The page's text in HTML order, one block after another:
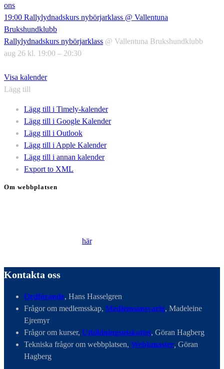
ons
19:00 Rallylydnadskurs nybörjarklass @ Vallentuna
Brukshundklubb
Rallylydnadskurs nybörjarklass @ Vallentuna Brukshundklubb
aug 26 kl. 19:00 – 20:30
Visa kalender
Lägg till
Lägg till i Timely-kalender
Lägg till i Google Kalender
Lägg till i Outlook
Lägg till i Apple Kalender
Lägg till i annan kalender
Export to XML
Om webbplatsen
här.
Kontakta oss
Ordförande, Hans Hasselgren
Frågor om medlemsskap, Medlemsansvarig, Madeleine
Ejremyr
Frågor om kurser, Utbildningsutskottet, Göran Hagberg
Tekniska frågor om webbplatsen, Webbmaster Göran
Hagberg